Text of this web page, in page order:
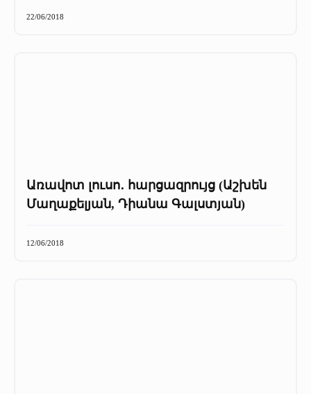
22/06/2018
Առավոտ լուսո․ հարցազրույց (Աշխեն
Մաղաքելյան, Դիանա Գալստյան)
12/06/2018